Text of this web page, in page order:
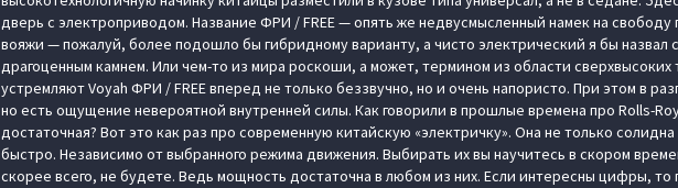
дверь с электроприводом. Название ФРИ / FREE — опять же недвусмысленный намек на
вояжи — пожалуй, более подошло бы гибридному варианту, а чисто электрический я бы назвал
драгоценным камнем. Или чем-то из мира роскоши, а может, термином из области сверхвысоких
устремляют Voyah ФРИ / FREE вперед не только беззвучно, но и очень напористо. При этом в
но есть ощущение невероятной внутренней силы. Как говорили в прошлые времена про Rolls-
достаточная? Вот это как раз про современную китайскую «электричку». Она не только
быстро. Независимо от выбранного режима движения. Выбирать их вы научитесь в скором
скорее всего, не будете. Ведь мощность достаточна в любом из них. Если интересны цифры, то